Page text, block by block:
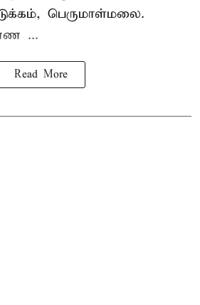
பெருமாள்மலை.
...
Read More